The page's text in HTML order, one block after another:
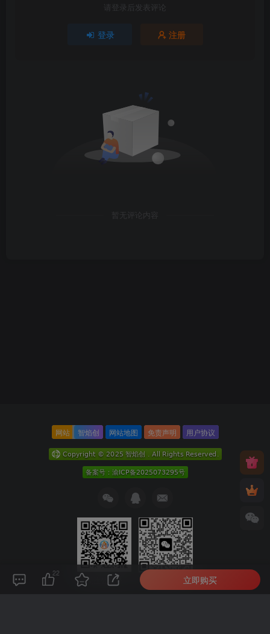
请登录后发表评论
登录 注册
暂无评论内容
网站 智焰创 网站地图 免责声明 用户协议
关注公众号
22
立即购买